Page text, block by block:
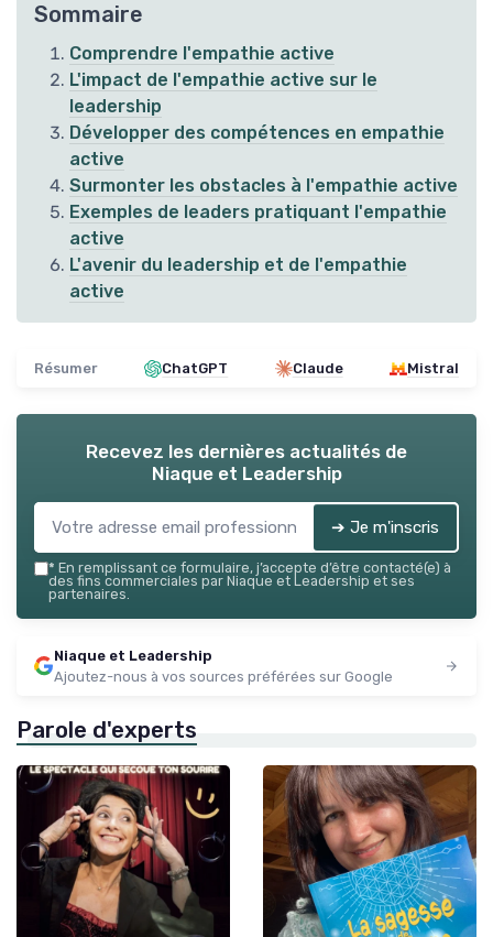
Sommaire
Comprendre l'empathie active
L'impact de l'empathie active sur le
leadership
Développer des compétences en empathie
active
Surmonter les obstacles à l'empathie active
Exemples de leaders pratiquant l'empathie
active
L'avenir du leadership et de l'empathie
active
Résumer ChatGPT Claude Mistral
Recevez les dernières actualités de
Niaque et Leadership
➔ Je m'inscris
* En remplissant ce formulaire, j’accepte d’être contacté(e) à
des fins commerciales par Niaque et Leadership et ses
partenaires.
Niaque et Leadership
Ajoutez-nous à vos sources préférées sur Google
Parole d'experts